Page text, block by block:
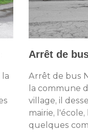
Arrêt de
Arrêt de bus
la commune
village, il
mairie,
quelques